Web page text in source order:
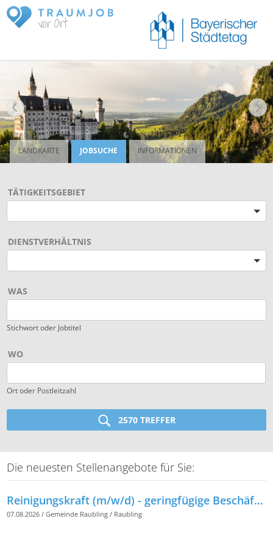
LANDKARTE JOBSUCHE INFORMATIONEN
TÄTIGKEITSGEBIET
DIENSTVERHÄLTNIS
WAS
Stichwort oder Jobtitel
WO
Ort oder Postleitzahl
2570 TREFFER
Die neuesten Stellenangebote für Sie:
Reinigungskraft (m/w/d) - geringfügige Beschäftigung -
07.08.2026 /Gemeinde Raubling / Raubling